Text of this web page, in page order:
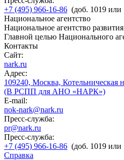
+7 (495) 966-16-86 (доб. 1019 или
Национальное агентство
Национальное агентство
Главной целью Национального
Контакты
Сайт:
nark.ru
Адрес:
109240, Москва, Котельническая
(В РСПП для АНО «НАРК»)
E-mail:
nok-nark@nark.ru
Пресс-служба:
pr@nark.ru
Пресс-служба:
+7 (495) 966-16-86 (доб. 1019 или
Справка